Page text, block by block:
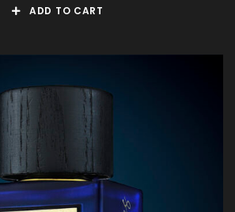
ADD TO CART